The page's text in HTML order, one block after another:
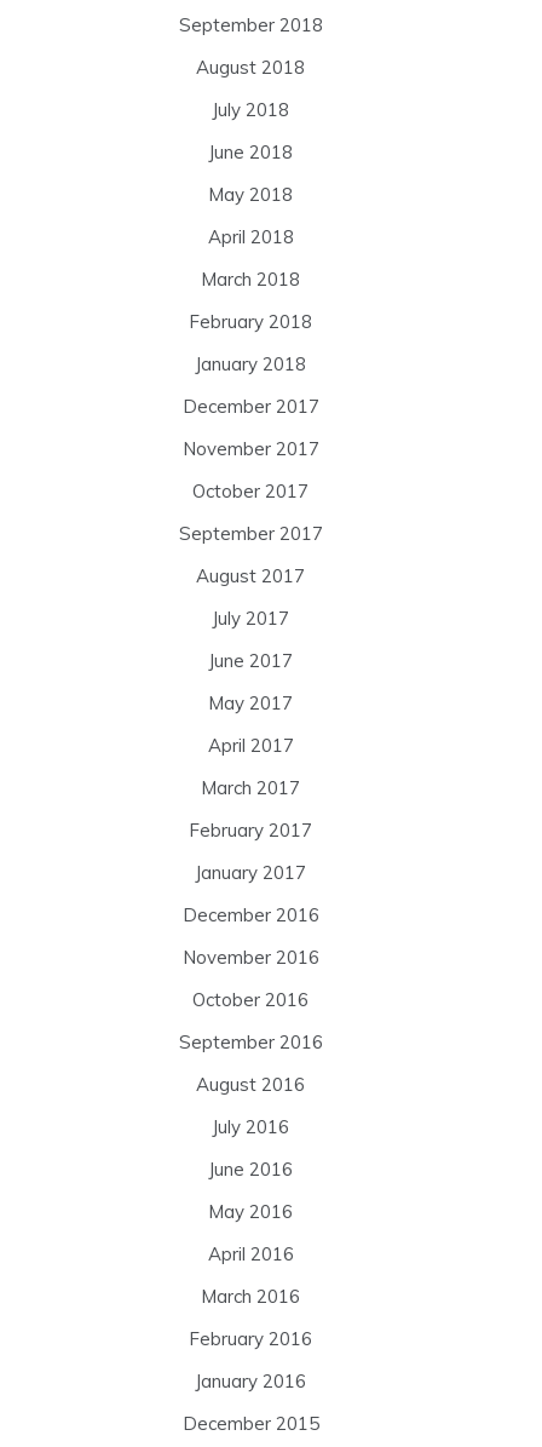
September 2018
August 2018
July 2018
June 2018
May 2018
April 2018
March 2018
February 2018
January 2018
December 2017
November 2017
October 2017
September 2017
August 2017
July 2017
June 2017
May 2017
April 2017
March 2017
February 2017
January 2017
December 2016
November 2016
October 2016
September 2016
August 2016
July 2016
June 2016
May 2016
April 2016
March 2016
February 2016
January 2016
December 2015